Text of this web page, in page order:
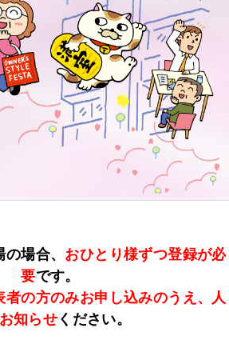
場合、 おひとり様ずつ登録が必
要です。
者の方のみお申し込みのうえ、人
知らせ ください。